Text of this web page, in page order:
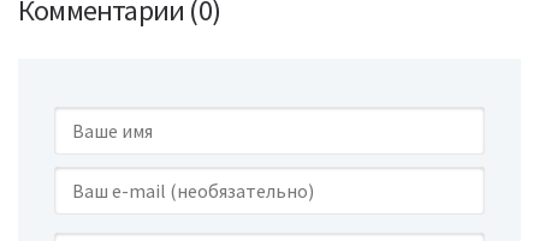
Комментарии (0)